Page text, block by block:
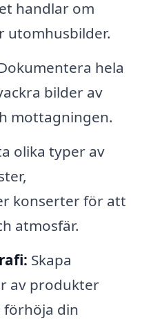
handlar om
utomhusbilder.
hela
bilder av
mottagningen.
olika typer av
konserter för att
atmosfär.
Skapa
av produkter
din